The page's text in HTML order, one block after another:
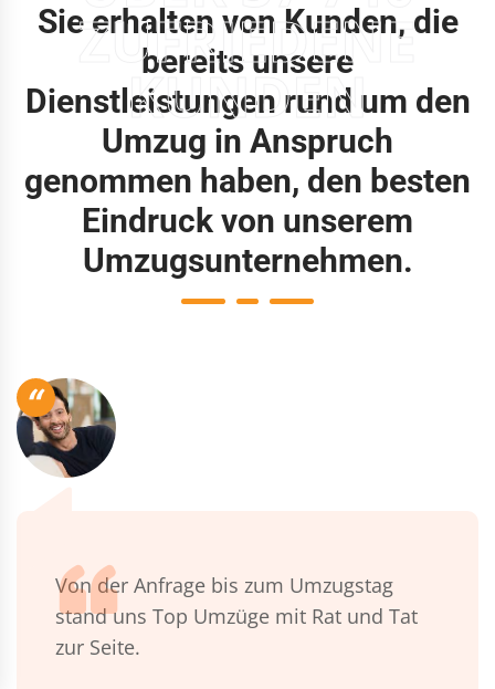
ZUFRIEDENE
KUNDEN
Sie erhalten von Kunden, die
bereits unsere
Dienstleistungen rund um den
Umzug in Anspruch
genommen haben, den besten
Eindruck von unserem
Umzugsunternehmen.
“
Von der Anfrage bis zum Umzugstag
stand uns Top Umzüge mit Rat und Tat
zur Seite.